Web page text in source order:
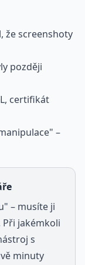
že screenshoty
později
certifikát
–
– musíte ji
Při jakémkoli
s
minuty